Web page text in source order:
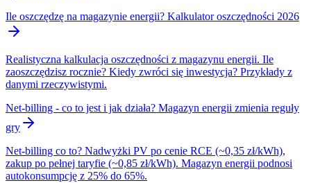
Ile oszczędzę na magazynie energii? Kalkulator oszczędności 2026
Realistyczna kalkulacja oszczędności z magazynu energii. Ile
zaoszczędzisz rocznie? Kiedy zwróci się inwestycja? Przykłady z
danymi rzeczywistymi.
Net-billing - co to jest i jak działa? Magazyn energii zmienia reguły
gry
Net-billing co to? Nadwyżki PV po cenie RCE (~0,35 zł/kWh),
zakup po pełnej taryfie (~0,85 zł/kWh). Magazyn energii podnosi
autokonsumpcję z 25% do 65%.